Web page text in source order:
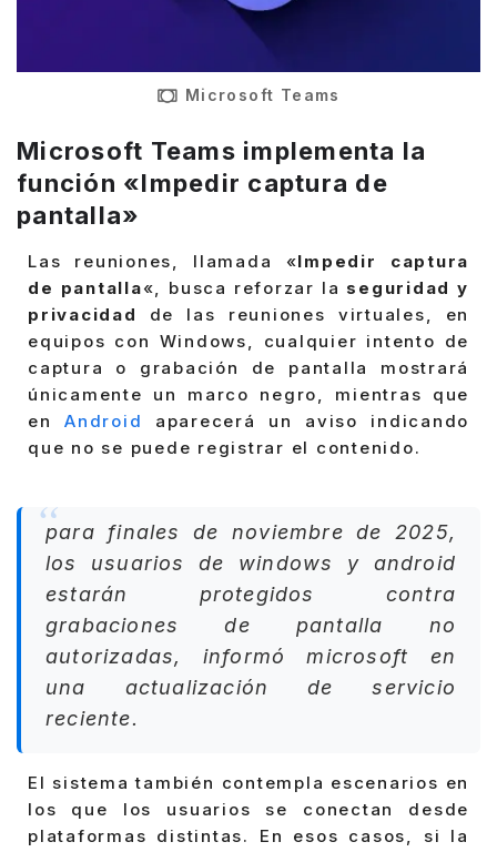
Microsoft Teams
Microsoft Teams implementa la
función «Impedir captura de
pantalla»
Las reuniones, llamada «Impedir captura
de pantalla«, busca reforzar la seguridad y
privacidad de las reuniones virtuales, en
equipos con Windows, cualquier intento de
captura o grabación de pantalla mostrará
únicamente un marco negro, mientras que
en Android
aparecerá un aviso indicando
que no se puede registrar el contenido.
para finales de noviembre de 2025,
los usuarios de windows y android
estarán protegidos contra
grabaciones de pantalla no
autorizadas, informó microsoft en
una actualización de servicio
reciente.
El sistema también contempla escenarios en
los que los usuarios se conectan desde
plataformas distintas. En esos casos, si la